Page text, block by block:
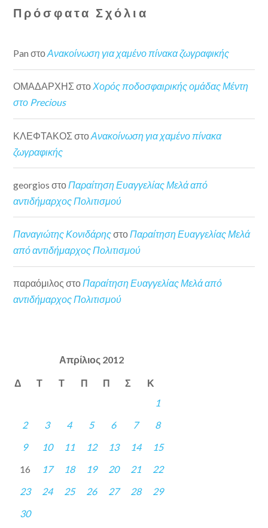
Πρόσφατα Σχόλια
Pan στοΑνακοίνωση για χαμένο πίνακα ζωγραφικής
ΟΜΑΔΑΡΧΗΣ στοΧορός ποδοσφαιρικής ομάδας Μέντη
στο Precious
ΚΛΕΦΤΑΚΟΣ στοΑνακοίνωση για χαμένο πίνακα
ζωγραφικής
georgios στο Παραίτηση Ευαγγελίας Μελά από
αντιδήμαρχος Πολιτισμού
Παναγιώτης ΚονιδάρηςστοΠαραίτηση Ευαγγελίας Μελά
από αντιδήμαρχος Πολιτισμού
παραόμιλος στοΠαραίτηση Ευαγγελίας Μελά από
αντιδήμαρχος Πολιτισμού
Απρίλιος 2012
Δ Τ Τ Π Π Σ Κ
1
2
3 4 5 6 7
8
9
10 11 12 13 14
15
16
17 18 19 20 21
22
23
24 25 26 27 28
29
30